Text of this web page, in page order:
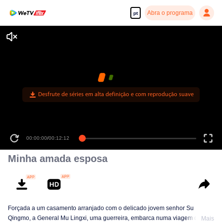
pt Abra o programa
Desfrute de séries em alta definição e com reprodução suave
00:00:00/00:12:12
Minha amada esposa
Forçada a um casamento arranjado com o delicado jovem senhor Su
Qingmo, a General Mu Lingxi, uma guerreira, embarca numa viagem da
Mais